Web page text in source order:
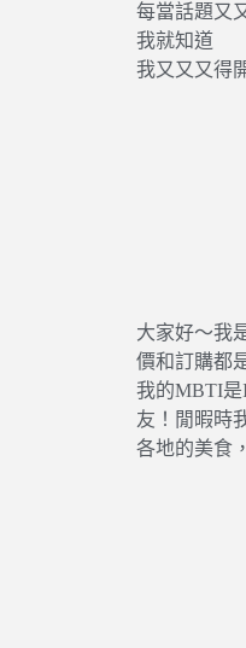
每當話題又
我就知道
我又又又得
大家好～我
價和訂購都
我的MBTI是
友！閒暇時
各地的美食